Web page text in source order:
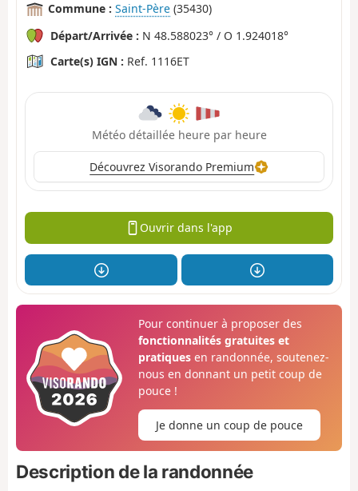
Commune : Saint-Père (35430)
Départ/Arrivée : N 48.588023° / O 1.924018°
Carte(s) IGN : Ref. 1116ET
Météo détaillée heure par heure
Découvrez Visorando Premium
Ouvrir dans l'app
Pour continuer à proposer des
fonctionnalités gratuites et
pratiquesen randonnée, soutenez-
nous en donnant un petit coup de
pouce !
Je donne un coup de pouce
Description de la randonnée